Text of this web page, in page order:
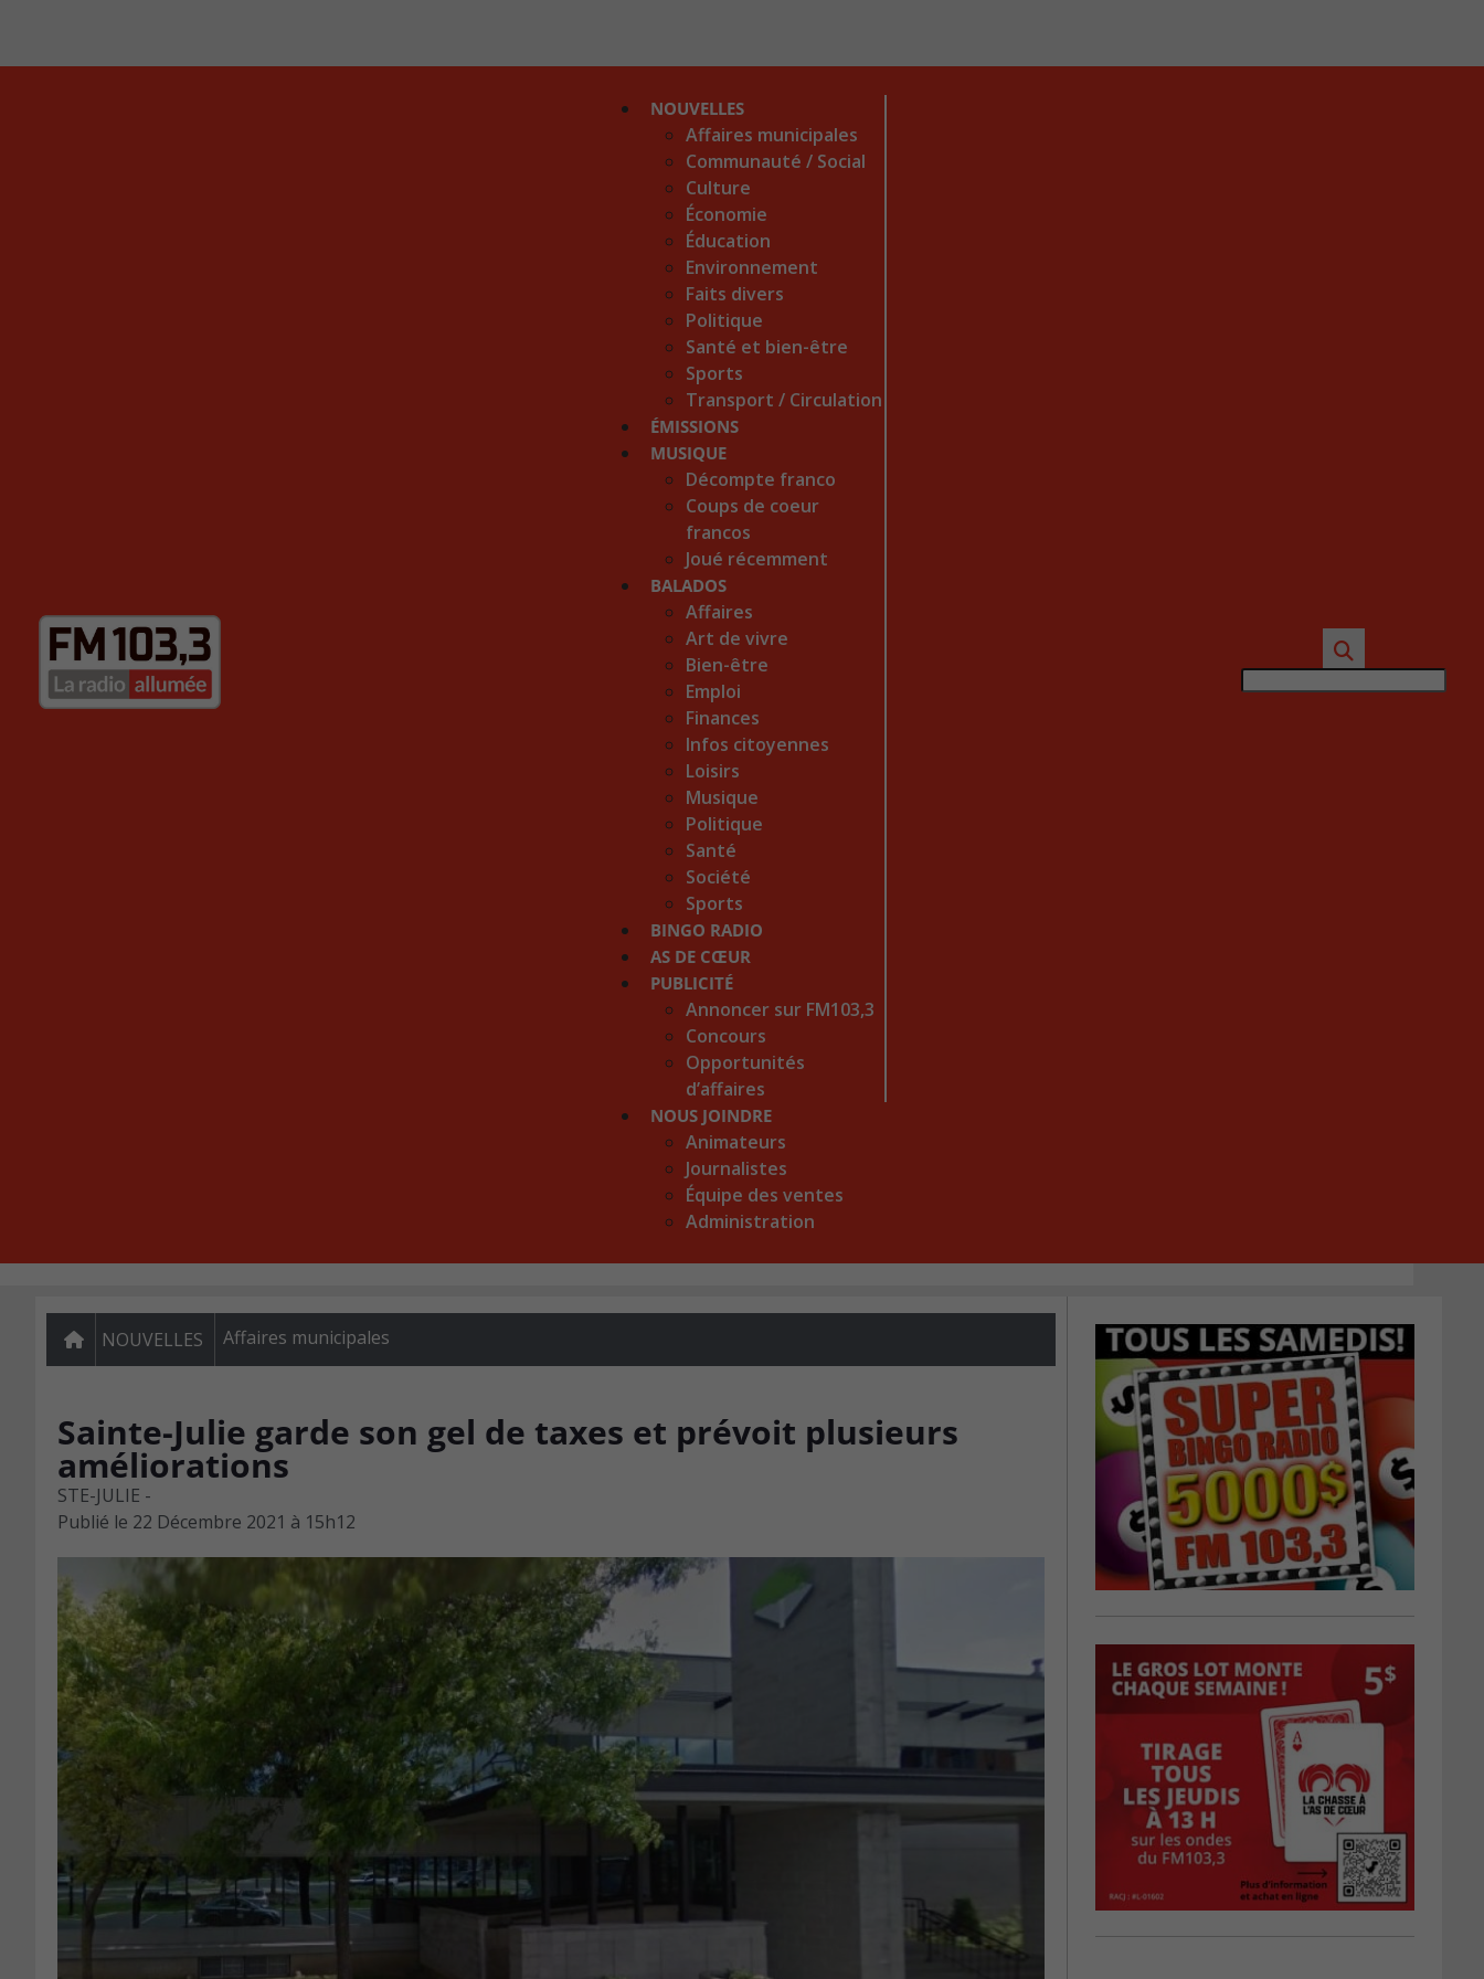
NOUVELLES
Affaires municipales
Communauté / Social
Culture
Économie
Éducation
Environnement
Faits divers
Politique
Santé et bien-être
Sports
Transport / Circulation
ÉMISSIONS
MUSIQUE
Décompte franco
Coups de coeur
francos
Joué récemment
BALADOS
Affaires
Art de vivre
Bien-être
Emploi
Finances
Infos citoyennes
Loisirs
Musique
Politique
Santé
Société
Sports
BINGO RADIO
AS DE CŒUR
PUBLICITÉ
Annoncer sur FM103,3
Concours
Opportunités
d’affaires
NOUS JOINDRE
Animateurs
Journalistes
Équipe des ventes
Administration
NOUVELLES Affaires municipales
Sainte-Julie garde son gel de taxes et prévoit plusieurs
améliorations
STE-JULIE -
Publié le 22 Décembre 2021 à 15h12